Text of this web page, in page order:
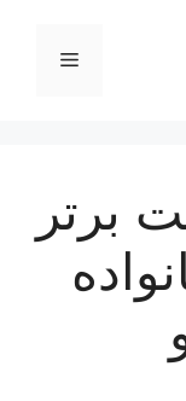
فهرست
برتر